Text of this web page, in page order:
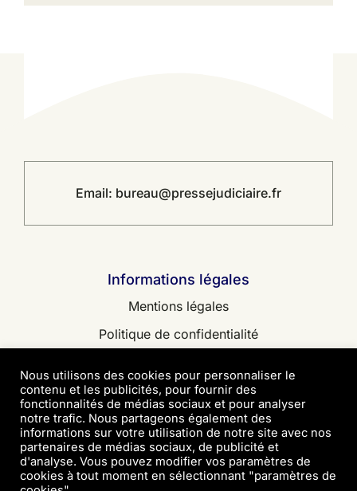
Email: bureau@pressejudiciaire.fr
Informations légales
Mentions légales
Politique de confidentialité
© 2026 • Copyright Presse Judiciaire
Création site WordPress et Audit – Digitalcorner
Nous utilisons des cookies pour personnaliser le
contenu et les publicités, pour fournir des
fonctionnalités de médias sociaux et pour analyser
notre trafic. Nous partageons également des
informations sur votre utilisation de notre site avec nos
partenaires de médias sociaux, de publicité et
d'analyse. Vous pouvez modifier vos paramètres de
cookies à tout moment en sélectionnant "paramètres de